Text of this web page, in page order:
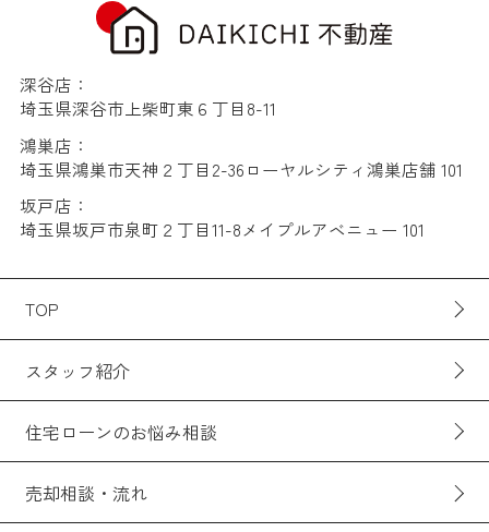
深谷店：
埼玉県深谷市上柴町東６丁目8-11
鴻巣店：
埼玉県鴻巣市天神２丁目2-36ローヤルシティ鴻巣店舗 101
坂戸店：
埼玉県坂戸市泉町２丁目11-8メイプルアベニュー 101
TOP
スタッフ紹介
住宅ローンのお悩み相談
売却相談・流れ